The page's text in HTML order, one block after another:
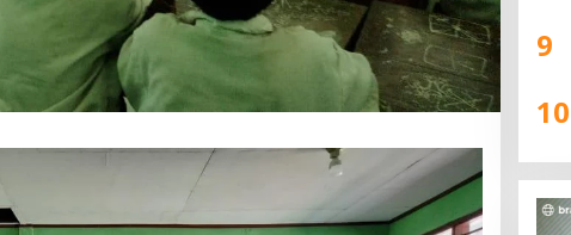
9
10